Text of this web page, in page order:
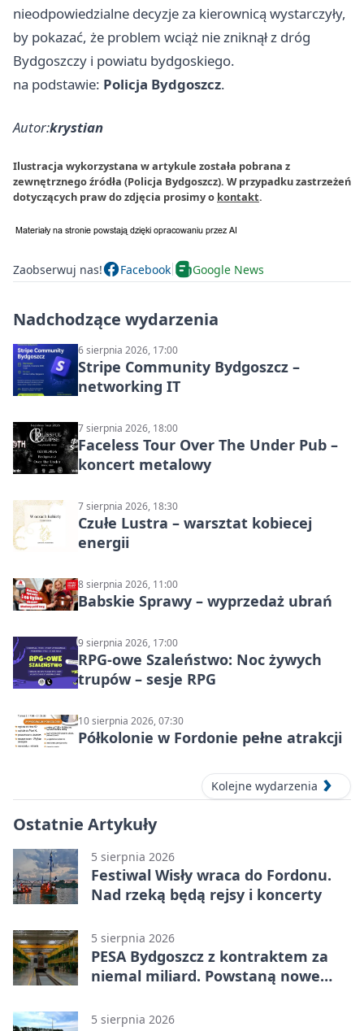
nieodpowiedzialne decyzje za kierownicą wystarczyły,
by pokazać, że problem wciąż nie zniknął z dróg
Bydgoszczy i powiatu bydgoskiego.
na podstawie: Policja Bydgoszcz.
Autor:krystian
Ilustracja wykorzystana w artykule została pobrana z
zewnętrznego źródła (Policja Bydgoszcz). W przypadku zastrzeżeń
dotyczących praw do zdjęcia prosimy o kontakt.
Zaobserwuj nas! Facebook Google News
Nadchodzące wydarzenia
6 sierpnia 2026, 17:00
Stripe Community Bydgoszcz –
networking IT
7 sierpnia 2026, 18:00
Faceless Tour Over The Under Pub –
koncert metalowy
7 sierpnia 2026, 18:30
Czułe Lustra – warsztat kobiecej
energii
8 sierpnia 2026, 11:00
Babskie Sprawy – wyprzedaż ubrań
9 sierpnia 2026, 17:00
RPG-owe Szaleństwo: Noc żywych
trupów – sesje RPG
10 sierpnia 2026, 07:30
Półkolonie w Fordonie pełne atrakcji
Kolejne wydarzenia
Ostatnie Artykuły
5 sierpnia 2026
Festiwal Wisły wraca do Fordonu.
Nad rzeką będą rejsy i koncerty
5 sierpnia 2026
PESA Bydgoszcz z kontraktem za
niemal miliard. Powstaną nowe
5 sierpnia 2026